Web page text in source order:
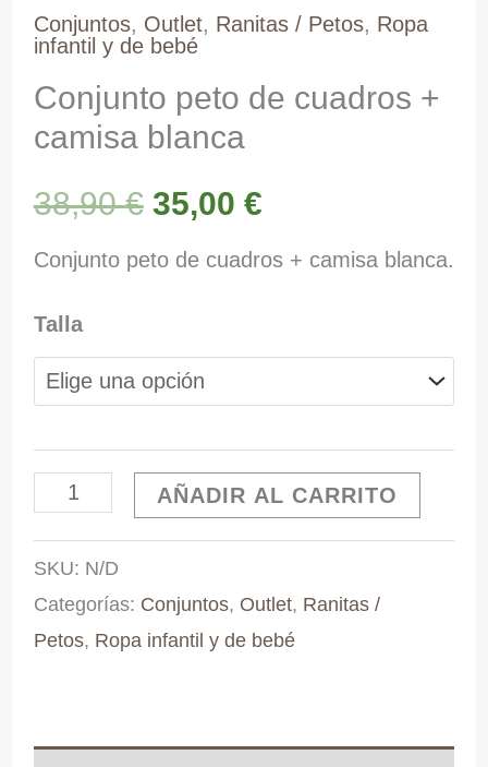
Conjuntos, Outlet, Ranitas / Petos, Ropa
infantil y de bebé
Conjunto peto de cuadros +
camisa blanca
38,90€ El
precio
era:
38,90 €.
35,00 €El
precio
35,00 €.
Conjunto peto de cuadros + camisa blanca.
Talla
Conjunto
de
cuadros
+
AÑADIR AL CARRITO
SKU: N/D
Categorías: Conjuntos, Outlet, Ranitas /
Petos, Ropa infantil y de bebé